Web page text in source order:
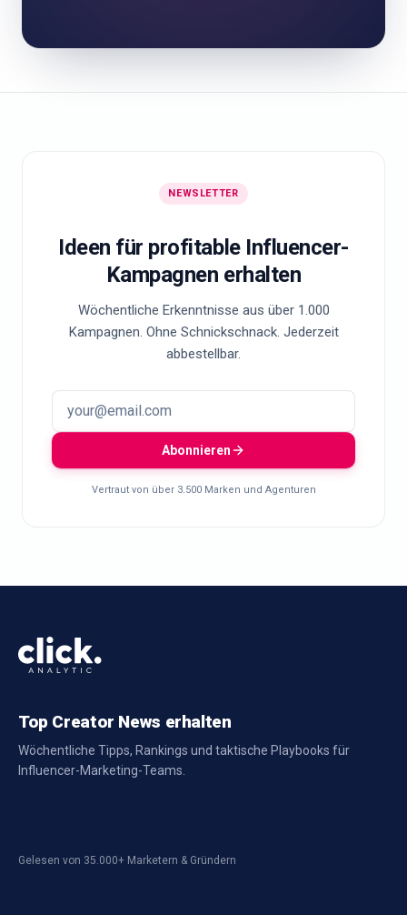
NEWSLETTER
Ideen für profitable Influencer-
Kampagnen erhalten
Wöchentliche Erkenntnisse aus über 1.000
Kampagnen. Ohne Schnickschnack. Jederzeit
abbestellbar.
Abonnieren
Vertraut von über 3.500 Marken und Agenturen
Top Creator News erhalten
Wöchentliche Tipps, Rankings und taktische Playbooks für
Influencer-Marketing-Teams.
Gelesen von 35.000+ Marketern & Gründern